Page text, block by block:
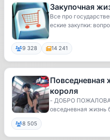
Закупочная
Все про
еские закупки:
9 328 14 241
Повседневная
короля
- ДОБРО
овседневная жизнь
8 505